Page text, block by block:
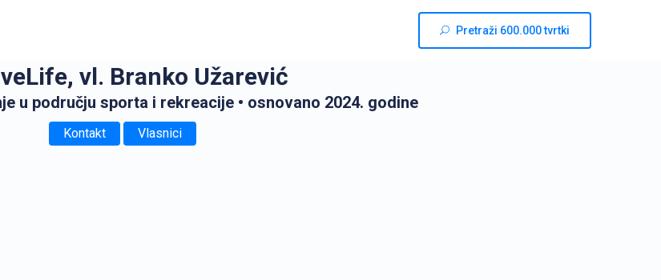
Pretraži 600.000 tvrtki
vl. Branko Užarević
u području sporta i rekreacije • osnovano 2024. godine
Kontakt Vlasnici